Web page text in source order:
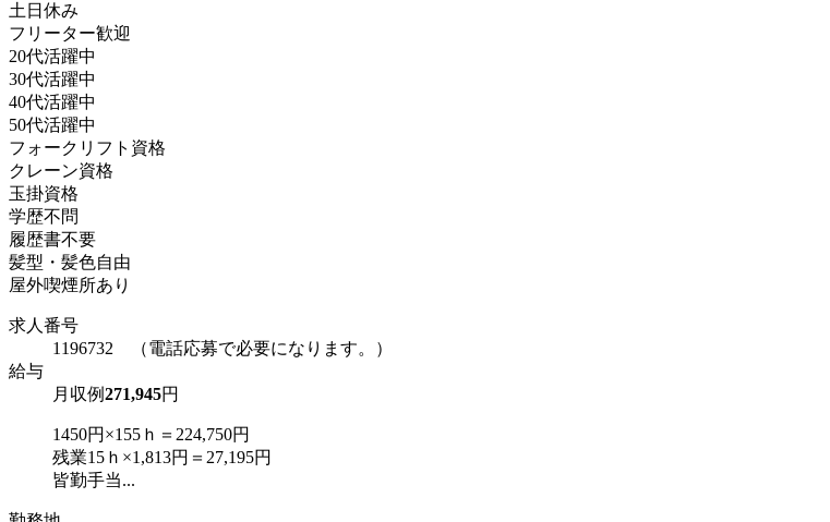
土日休み
フリーター歓迎
20代活躍中
30代活躍中
40代活躍中
50代活躍中
フォークリフト資格
クレーン資格
玉掛資格
学歴不問
履歴書不要
髪型・髪色自由
屋外喫煙所あり
求人番号
1196732 （電話応募で必要になります。）
給与
月収例271,945円
1450円×155ｈ＝224,750円
残業15ｈ×1,813円＝27,195円
皆勤手当...